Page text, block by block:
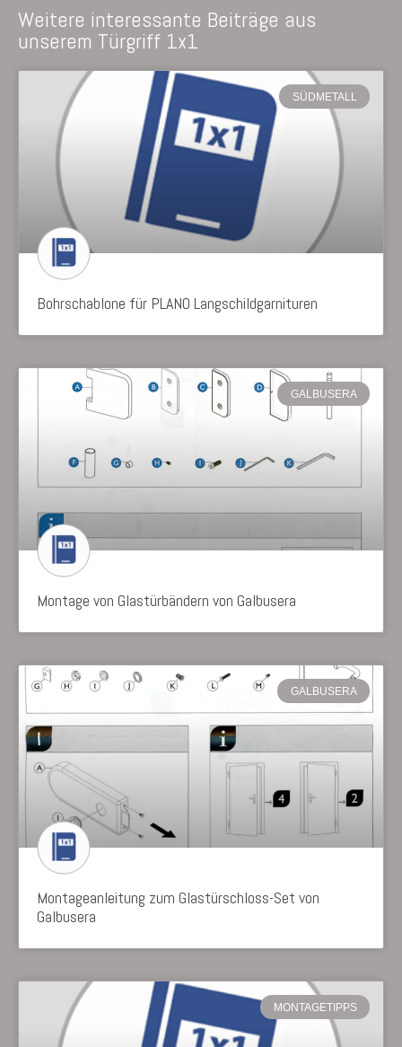
Weitere interessante Beiträge aus
unserem Türgriff 1x1
SÜDMETALL
Bohrschablone für PLANO Langschildgarnituren
GALBUSERA
Montage von Glastürbändern von Galbusera
GALBUSERA
Montageanleitung zum Glastürschloss-Set von
Galbusera
MONTAGETIPPS